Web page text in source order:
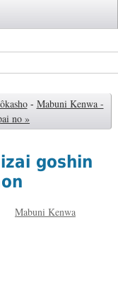
- Mabuni Kenwa -
no »
goshin
Mabuni Kenwa